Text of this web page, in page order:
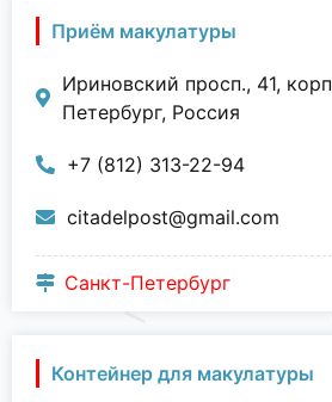
Приём макулатуры
Ириновский просп., 41,
Петербург, Россия
+7 (812) 313-22-94
citadelpost@gmail.com
Санкт-Петербург
Контейнер для макулатуры